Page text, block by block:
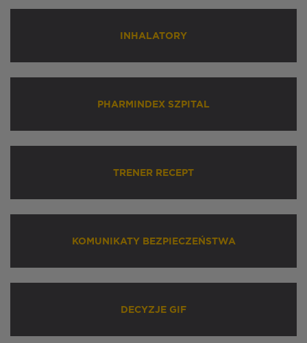
INHALATORY
PHARMINDEX SZPITAL
TRENER RECEPT
KOMUNIKATY BEZPIECZEŃSTWA
DECYZJE GIF